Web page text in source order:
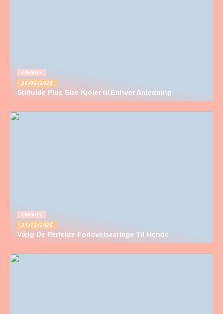
TRENDS
28/02/2026
Stilfulde Plus Size Kjoler til Enhver Anledning
TRENDS
31/12/2025
Vælg De Perfekte Forlovelsesringe Til Hende